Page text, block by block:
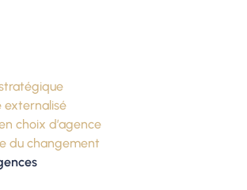
externalisé
choix d’agence
du changement